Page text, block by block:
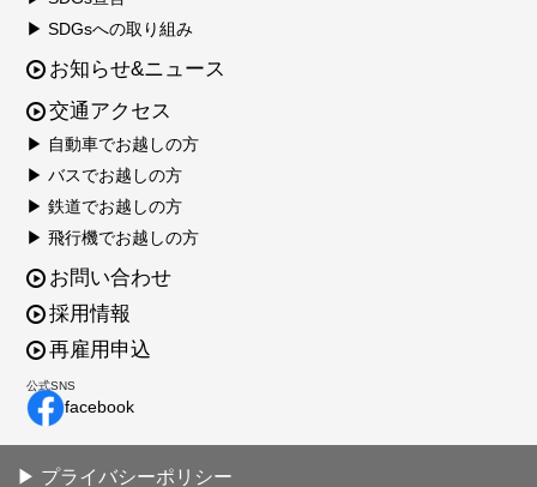
▶ SDGsへの取り組み
お知らせ&ニュース
交通アクセス
▶ 自動車でお越しの方
▶ バスでお越しの方
▶ 鉄道でお越しの方
▶ 飛行機でお越しの方
お問い合わせ
採用情報
再雇用申込
公式SNS
facebook
▶ プライバシーポリシー